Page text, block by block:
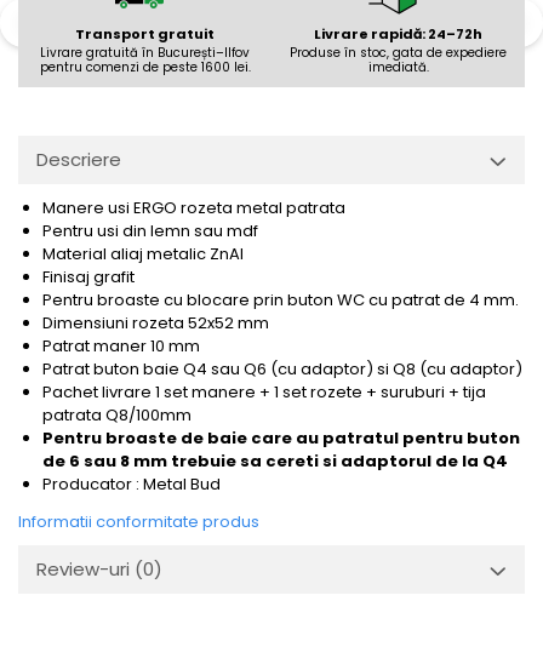
Transport gratuit
Livrare gratuită în București–Ilfov
pentru comenzi de peste 1600 lei.
Livrare rapidă: 24–72h
Produse în stoc, gata de expediere
imediată.
Descriere
Manere usi ERGO rozeta metal patrata
Pentru usi din lemn sau mdf
Material aliaj metalic ZnAl
Finisaj grafit
Pentru broaste cu blocare prin buton WC cu patrat de 4 mm.
Dimensiuni rozeta 52x52 mm
Patrat maner 10 mm
Patrat buton baie Q4 sau Q6 (cu adaptor) si Q8 (cu adaptor)
Pachet livrare 1 set manere + 1 set rozete + suruburi + tija
patrata Q8/100mm
Pentru broaste de baie care au patratul pentru buton
de 6 sau 8 mm trebuie sa cereti si adaptorul de la Q4
Producator : Metal Bud
Informatii conformitate produs
Review-uri (0)